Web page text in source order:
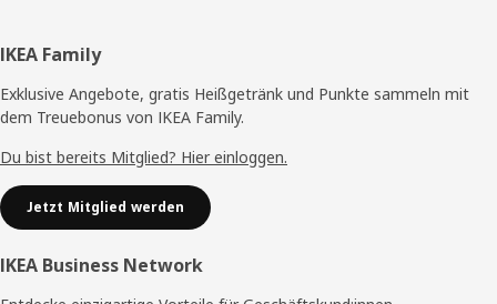
Fußzeile
IKEA Family
Exklusive Angebote, gratis Heißgetränk und Punkte sammeln mit
dem Treuebonus von IKEA Family.
Du bist bereits Mitglied? Hier einloggen.
Jetzt Mitglied werden
IKEA Business Network